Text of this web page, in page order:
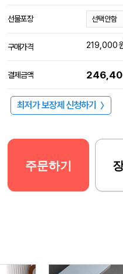
선물포장
구매가격 219,000
결제금액
최저가 보장제 신청하기 〉
주문하기